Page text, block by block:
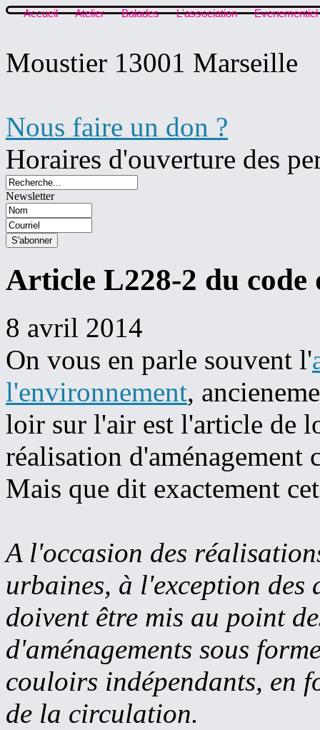
Accueil Atelier Balades L'association Evenementiel
Moustier 13001 Marseille
Nous faire un don ?
Horaires d'ouverture des
Newsletter
Article L228-2 du code
8 avril 2014
On vous en parle souvent l'
l'environnement,
loir sur l'air est l'article de
réalisation
Mais que dit exactement
A l'occasion des
urbaines, à l'exception des
doivent être mis au point
d'aménagements sous
couloirs indépendants, en
de la circulation.